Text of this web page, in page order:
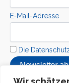
E-Mail-Adresse
Die